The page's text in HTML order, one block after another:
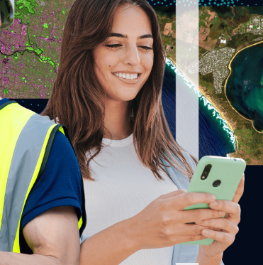
ArcGIS Pro
Pro 是 Esri 出品的全球领先的 GIS 桌
用程序，适用于制图、分析和数据管
。 了解这项技术的实际效果，亲身体验交
地图，探索产品功能，或者直接开始免
用。
索 ArcGIS Pro
间数据科学：提升分析能力
这门导师授课式课程中，我们将探索如何
空间统计技术来发现数据中的规律与关
，并产出能解决复杂问题的深刻见解。
索课程
地图成为关键时刻的救命稻草
巴西 2024 年遭遇历史性大洪水期间，专门
事 GIS 技术的 Codex 公司在 30 天内打造
17 个应急洪水应用程序，为关键的救援行
提供了有力支持。
阅读故事
位置的力量
作者：Jack Dangermond
这本书带领读者踏上
旅程，深入探索现代
其应对全球重大挑战
转至书籍详情